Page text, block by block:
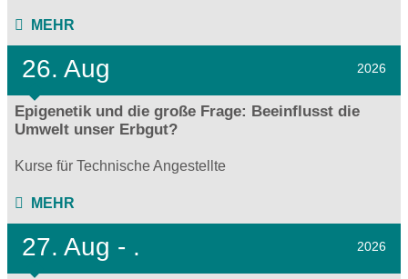
MEHR
26. Aug 2026
Epigenetik und die große Frage: Beeinflusst die
Umwelt unser Erbgut?
Kurse für Technische Angestellte
MEHR
27. Aug - . 2026